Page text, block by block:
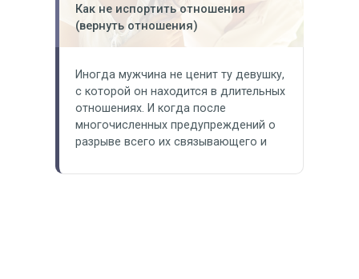
Как не испортить отношения
(вернуть отношения)
Иногда мужчина не ценит ту девушку,
с которой он находится в длительных
отношениях. И когда после
многочисленных предупреждений о
разрыве всего их связывающего и
расставаний девушка говорит что